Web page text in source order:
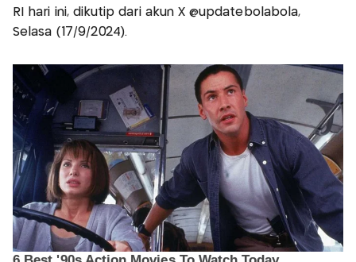
RI hari ini, dikutip dari akun X @updatebolabola,
Selasa (17/9/2024).